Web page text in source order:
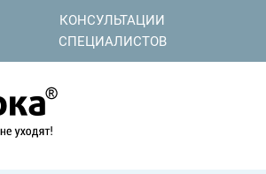
КОНСУЛЬТАЦИИ
СПЕЦИАЛИСТОВ